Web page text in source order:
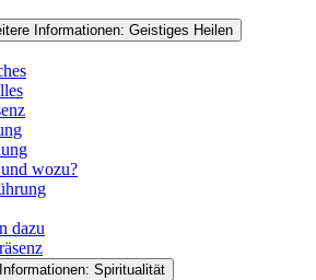
Informationen: Geistiges Heilen
wozu?
dazu
Spiritualität